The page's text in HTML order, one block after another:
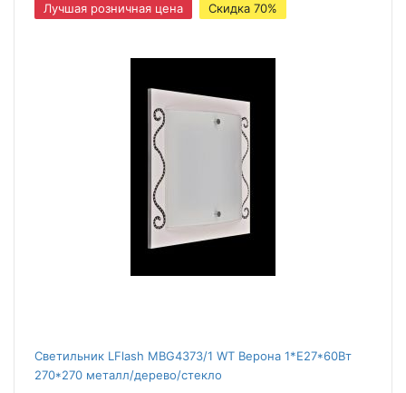
Лучшая розничная цена
Скидка 70%
Светильник LFlash MBG4373/1 WT Верона 1*Е27*60Вт
270*270 металл/дерево/стекло